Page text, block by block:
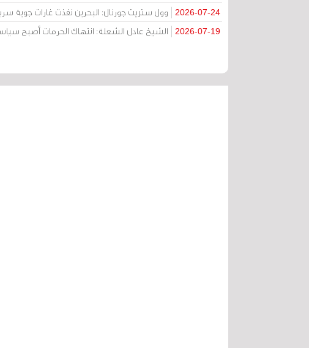
2026-07-24 وول ستريت جورنال: البحرين نفذت غارات جوية سرية
2026-07-19 الشيخ عادل الشعلة: انتهاك الحرمات أصبح